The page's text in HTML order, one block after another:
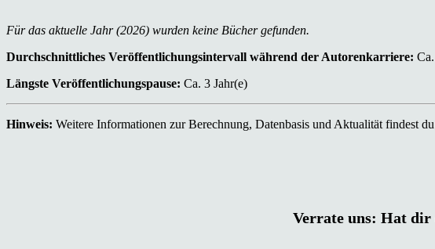
Für das aktuelle Jahr (2026) wurden keine Bücher gefunden.
Durchschnittliches Veröffentlichungsintervall während der Autorenkarriere:
Längste Veröffentlichungspause: Ca. 3 Jahr(e)
Hinweis: Weitere Informationen zur Berechnung, Datenbasis und Aktualität findest du
Verrate uns: Hat dir